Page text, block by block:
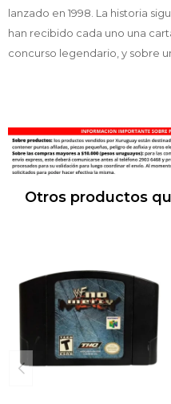
lanzado en 1998. La historia
han recibido cada uno una
concurso legendario, y sobre
Otros productos